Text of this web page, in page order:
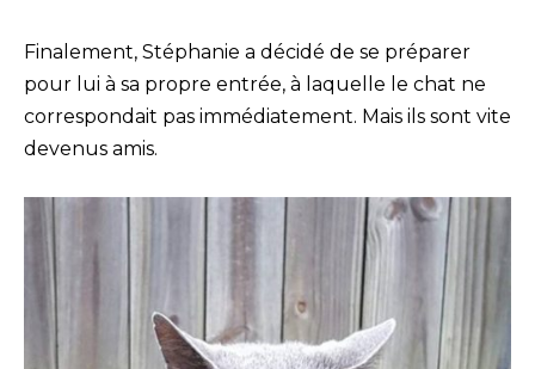
Finalement, Stéphanie a décidé de se préparer
pour lui à sa propre entrée, à laquelle le chat ne
correspondait pas immédiatement. Mais ils sont vite
devenus amis.